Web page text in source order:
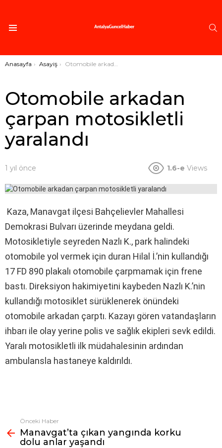
Buradasınız:
Anasayfa Asayiş Otomobile arkadan çarpan motosikletli yaralandı
Otomobile arkadan
çarpan motosikletli
yaralandı
1 yıl önce 1.6-e Views
Kaza, Manavgat ilçesi Bahçelievler Mahallesi
Demokrasi Bulvarı üzerinde meydana geldi.
Motosikletiyle seyreden Nazlı K., park halindeki
otomobile yol vermek için duran Hilal İ.’nin kullandığı
17 FD 890 plakalı otomobile çarpmamak için frene
bastı. Direksiyon hakimiyetini kaybeden Nazlı K.’nin
kullandığı motosiklet sürüklenerek önündeki
otomobile arkadan çarptı. Kazayı gören vatandaşların
ihbarı ile olay yerine polis ve sağlık ekipleri sevk edildi.
Yaralı motosikletli ilk müdahalesinin ardından
ambulansla hastaneye kaldırıldı.
Fazlasına
bak
Önceki Haber
Manavgat’ta çıkan yangında korku
dolu anlar yaşandı